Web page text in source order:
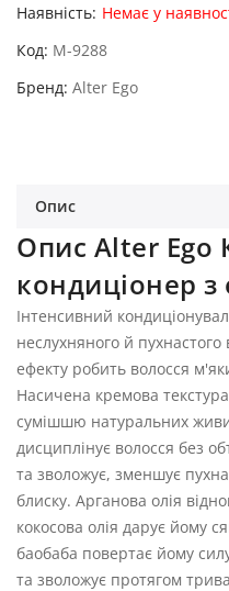
Наявність: Немає у
Код M-9288
Бренд Alter Ego
Опис
Опис Alter Ego
кондиціонер
Інтенсивний
неслухняного й
ефекту робить волосся
Насичена кремова
сумішшю натуральних
дисциплінує волосся без
та зволожує, зменшує
блиску. Арганова олія
кокосова олія дарує йому
баобаба повертає йому
та зволожує протягом